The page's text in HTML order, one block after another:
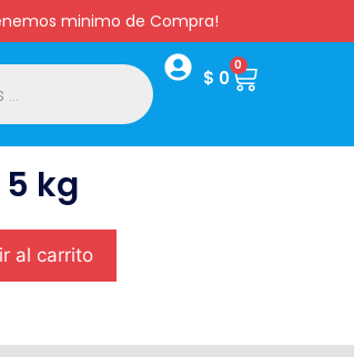
minimo de Compra!
$ 0
0
kg
al carrito